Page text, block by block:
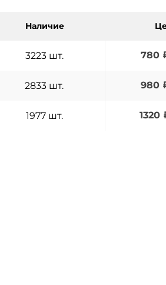
Наличие
3223 шт. 780
2833 шт. 980
1977 шт. 1320